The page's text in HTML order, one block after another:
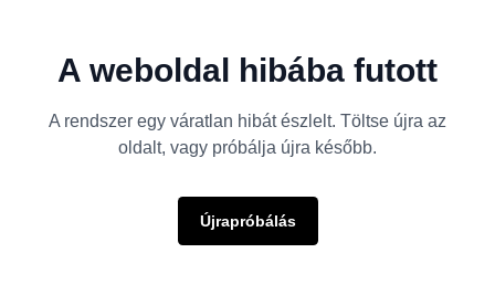
A weboldal hibába futott
A rendszer egy váratlan hibát észlelt. Töltse újra az
oldalt, vagy próbálja újra később.
Újrapróbálás